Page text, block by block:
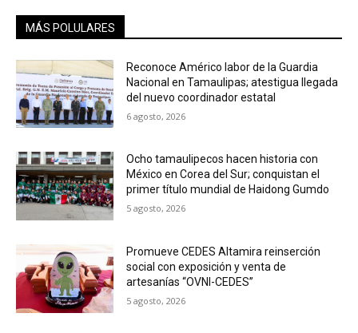
MÁS POLULARES
Reconoce Américo labor de la Guardia
Nacional en Tamaulipas; atestigua llegada
del nuevo coordinador estatal
6 agosto, 2026
Ocho tamaulipecos hacen historia con
México en Corea del Sur; conquistan el
primer título mundial de Haidong Gumdo
5 agosto, 2026
Promueve CEDES Altamira reinserción
social con exposición y venta de
artesanías “OVNI-CEDES”
5 agosto, 2026